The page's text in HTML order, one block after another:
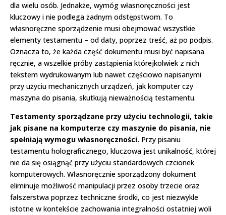
dla wielu osób. Jednakże, wymóg własnoręczności jest
kluczowy i nie podlega żadnym odstępstwom. To
własnoręczne sporządzenie musi obejmować wszystkie
elementy testamentu – od daty, poprzez treść, aż po podpis.
Oznacza to, że każda część dokumentu musi być napisana
ręcznie, a wszelkie próby zastąpienia którejkolwiek z nich
tekstem wydrukowanym lub nawet częściowo napisanymi
przy użyciu mechanicznych urządzeń, jak komputer czy
maszyna do pisania, skutkują nieważnością testamentu.
Testamenty sporządzane przy użyciu technologii, takie
jak pisane na komputerze czy maszynie do pisania, nie
spełniają wymogu własnoręczności. Przy pisaniu
testamentu holograficznego, kluczowa jest unikalność, której
nie da się osiągnąć przy użyciu standardowych czcionek
komputerowych. Własnoręcznie sporządzony dokument
eliminuje możliwość manipulacji przez osoby trzecie oraz
fałszerstwa poprzez techniczne środki, co jest niezwykle
istotne w kontekście zachowania integralności ostatniej woli